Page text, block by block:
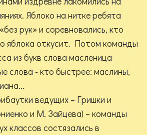
Яблоко на нитке ребята
рук» и соревновались, кто
яблока откусит. Потом команды
из букв слова масленица
слова - кто быстрее: маслины,
ведущих – Гришки и
и М. Зайцева) – команды
классов состязались в